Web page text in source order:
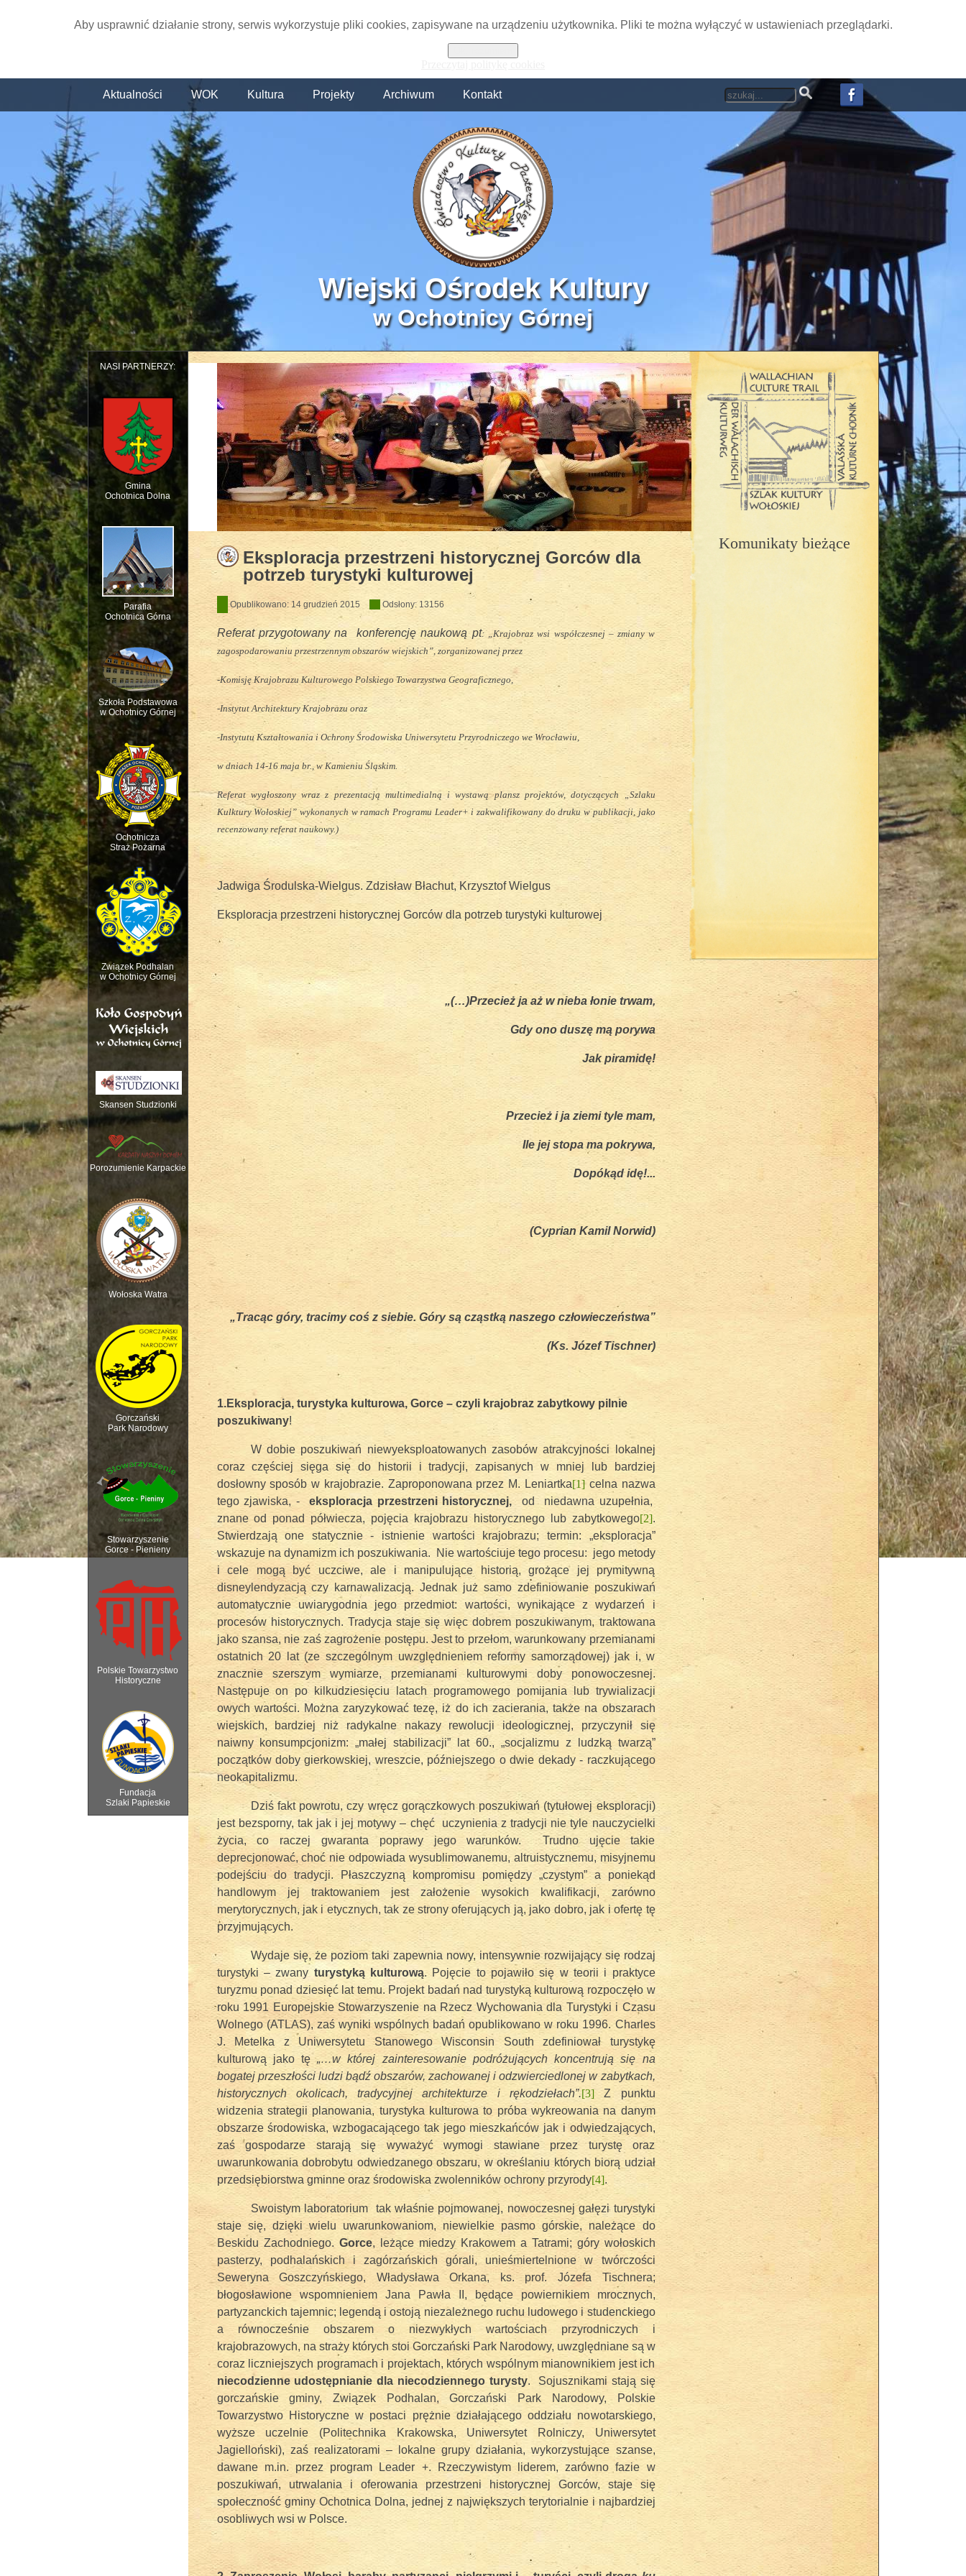
Aby usprawnić działanie strony, serwis wykorzystuje pliki cookies, zapisywane na urządzeniu użytkownika. Pliki te można wyłączyć w ustawieniach przeglądarki.
Aktualności WOK Kultura Projekty Archiwum Kontakt
Wiejski Ośrodek Kultury
w Ochotnicy Górnej
NASI PARTNERZY:
Gmina
Ochotnica Dolna
Parafia
Ochotnica Górna
Szkoła Podstawowa
w Ochotnicy Górnej
Ochotnicza
Straż Pożarna
Związek Podhalan
w Ochotnicy Górnej
Skansen Studzionki
Porozumienie Karpackie
Wołoska Watra
Gorczański
Park Narodowy
Stowarzyszenie
Gorce - Pienieny
Polskie Towarzystwo
Historyczne
Fundacja
Szlaki Papieskie
Dziecięcy Teatr Muzyczny HEJO w WOK'u 2018
Msza św. w intencji ruchu pasterskiego, 24 czerwiec 2017
Święto dziecięcej Radości - Dzień Dziecka 2018
Nauka gry na tradycyjnych instrumentach ludowych w WOK 2018
Polana Kurnytowa - Forendówki 2018
Rozpoczęcie sezonu pasterskiego, 6 maj 2017
6 sierpnia 2018 - Watra w Ochotnicy Górnej
Eksploracja przestrzeni historycznej Gorców dla
potrzeb turystyki kulturowej
Opublikowano: 14 grudzień 2015 Odsłony: 13156
Referat przygotowany na konferencję naukową pt: „Krajobraz wsi współczesnej – zmiany w
zagospodarowaniu przestrzennym obszarów wiejskich”, zorganizowanej przez
-Komisję Krajobrazu Kulturowego Polskiego Towarzystwa Geograficznego,
-Instytut Architektury Krajobrazu oraz
-Instytutu Kształtowania i Ochrony Środowiska Uniwersytetu Przyrodniczego we Wrocławiu,
w dniach 14-16 maja br., w Kamieniu Śląskim.
Referat wygłoszony wraz z prezentacją multimedialną i wystawą plansz projektów, dotyczących „Szlaku
Kulktury Wołoskiej” wykonanych w ramach Programu Leader+ i zakwalifikowany do druku w publikacji, jako
recenzowany referat naukowy.)
Jadwiga Środulska-Wielgus. Zdzisław Błachut, Krzysztof Wielgus
Eksploracja przestrzeni historycznej Gorców dla potrzeb turystyki kulturowej
„(…)Przecież ja aż w nieba łonie trwam,
Gdy ono duszę mą porywa
Jak piramidę!
Przecież i ja ziemi tyle mam,
Ile jej stopa ma pokrywa,
Dopókąd idę!...
(Cyprian Kamil Norwid)
„Tracąc góry, tracimy coś z siebie. Góry są cząstką naszego człowieczeństwa”
(Ks. Józef Tischner)
1.Eksploracja, turystyka kulturowa, Gorce – czyli krajobraz zabytkowy pilnie
poszukiwany!
W dobie poszukiwań niewyeksploatowanych zasobów atrakcyjności lokalnej
coraz częściej sięga się do historii i tradycji, zapisanych w mniej lub bardziej
dosłowny sposób w krajobrazie. Zaproponowana przez M. Leniartka[1]celna nazwa
tego zjawiska, -eksploracja przestrzeni historycznej, od niedawna uzupełnia,
znane od ponad półwiecza, pojęcia krajobrazu historycznego lub zabytkowego[2].
Stwierdzają one statycznie - istnienie wartości krajobrazu; termin: „eksploracja”
wskazuje na dynamizm ich poszukiwania. Nie wartościuje tego procesu: jego metody
i cele mogą być uczciwe, ale i manipulujące historią, grożące jej prymitywną
disneylendyzacją czy karnawalizacją. Jednak już samo zdefiniowanie poszukiwań
automatycznie uwiarygodnia jego przedmiot: wartości, wynikające z wydarzeń i
procesów historycznych. Tradycja staje się więc dobrem poszukiwanym, traktowana
jako szansa, nie zaś zagrożenie postępu. Jest to przełom, warunkowany przemianami
ostatnich 20 lat (ze szczególnym uwzględnieniem reformy samorządowej) jak i, w
znacznie szerszym wymiarze, przemianami kulturowymi doby ponowoczesnej.
Następuje on po kilkudziesięciu latach programowego pomijania lub trywializacji
owych wartości. Można zaryzykować tezę, iż do ich zacierania, także na obszarach
wiejskich, bardziej niż radykalne nakazy rewolucji ideologicznej, przyczynił się
naiwny konsumpcjonizm: „małej stabilizacji” lat 60., „socjalizmu z ludzką twarzą”
początków doby gierkowskiej, wreszcie, późniejszego o dwie dekady - raczkującego
neokapitalizmu.
Dziś fakt powrotu, czy wręcz gorączkowych poszukiwań (tytułowej eksploracji)
jest bezsporny, tak jak i jej motywy – chęć uczynienia z tradycji nie tyle nauczycielki
życia, co raczej gwaranta poprawy jego warunków. Trudno ujęcie takie
deprecjonować, choć nie odpowiada wysublimowanemu, altruistycznemu, misyjnemu
podejściu do tradycji. Płaszczyzną kompromisu pomiędzy „czystym” a poniekąd
handlowym jej traktowaniem jest założenie wysokich kwalifikacji, zarówno
merytorycznych, jak i etycznych, tak ze strony oferujących ją, jako dobro, jak i ofertę tę
przyjmujących.
Wydaje się, że poziom taki zapewnia nowy, intensywnie rozwijający się rodzaj
turystyki – zwany turystyką kulturową. Pojęcie to pojawiło się w teorii i praktyce
turyzmu ponad dziesięć lat temu. Projekt badań nad turystyką kulturową rozpoczęło w
roku 1991 Europejskie Stowarzyszenie na Rzecz Wychowania dla Turystyki i Czasu
Wolnego (ATLAS), zaś wyniki wspólnych badań opublikowano w roku 1996. Charles
J. Metelka z Uniwersytetu Stanowego Wisconsin South zdefiniował turystykę
kulturową jako tę„…w której zainteresowanie podróżujących koncentrują się na
bogatej przeszłości ludzi bądź obszarów, zachowanej i odzwierciedlonej w zabytkach,
historycznych okolicach, tradycyjnej architekturze i rękodziełach”.[3]Z punktu
widzenia strategii planowania, turystyka kulturowa to próba wykreowania na danym
obszarze środowiska, wzbogacającego tak jego mieszkańców jak i odwiedzających,
zaś gospodarze starają się wyważyć wymogi stawiane przez turystę oraz
uwarunkowania dobrobytu odwiedzanego obszaru, w określaniu których biorą udział
przedsiębiorstwa gminne oraz środowiska zwolenników ochrony przyrody[4].
Swoistym laboratorium tak właśnie pojmowanej, nowoczesnej gałęzi turystyki
staje się, dzięki wielu uwarunkowaniom, niewielkie pasmo górskie, należące do
Beskidu Zachodniego. Gorce, leżące miedzy Krakowem a Tatrami; góry wołoskich
pasterzy, podhalańskich i zagórzańskich górali, unieśmiertelnione w twórczości
Seweryna Goszczyńskiego, Władysława Orkana, ks. prof. Józefa Tischnera;
błogosławione wspomnieniem Jana Pawła II, będące powiernikiem mrocznych,
partyzanckich tajemnic; legendą i ostoją niezależnego ruchu ludowego i studenckiego
a równocześnie obszarem o niezwykłych wartościach przyrodniczych i
krajobrazowych, na straży których stoi Gorczański Park Narodowy, uwzględniane są w
coraz liczniejszych programach i projektach, których wspólnym mianownikiem jest ich
niecodzienne udostępnianie dla niecodziennego turysty. Sojusznikami stają się
gorczańskie gminy, Związek Podhalan, Gorczański Park Narodowy, Polskie
Towarzystwo Historyczne w postaci prężnie działającego oddziału nowotarskiego,
wyższe uczelnie (Politechnika Krakowska, Uniwersytet Rolniczy, Uniwersytet
Jagielloński), zaś realizatorami – lokalne grupy działania, wykorzystujące szanse,
dawane m.in. przez program Leader +. Rzeczywistym liderem, zarówno fazie w
poszukiwań, utrwalania i oferowania przestrzeni historycznej Gorców, staje się
społeczność gminy Ochotnica Dolna, jednej z największych terytorialnie i najbardziej
osobliwych wsi w Polsce.
Komunikaty bieżące